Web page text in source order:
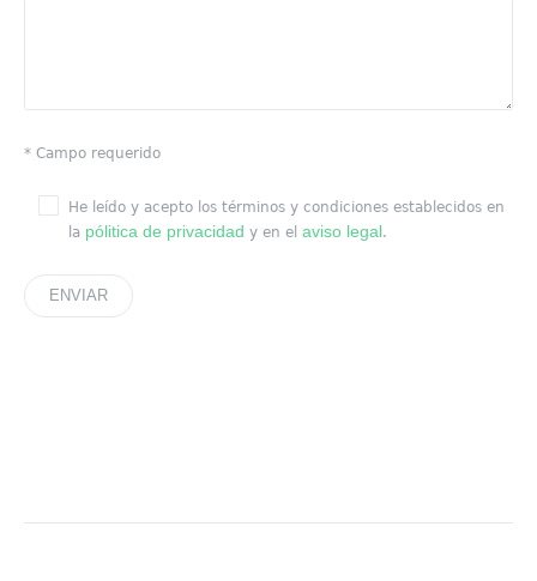
* Campo requerido
He leído y acepto los términos y condiciones establecidos en
la pólitica de privacidad y en elaviso legal.